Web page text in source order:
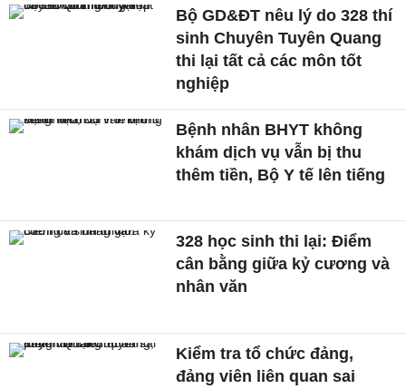
Bộ GD&ĐT nêu lý do 328 thí
sinh Chuyên Tuyên Quang
thi lại tất cả các môn tốt
nghiệp
Bệnh nhân BHYT không
khám dịch vụ vẫn bị thu
thêm tiền, Bộ Y tế lên tiếng
328 học sinh thi lại: Điểm
cân bằng giữa kỷ cương và
nhân văn
Kiểm tra tổ chức đảng,
đảng viên liên quan sai